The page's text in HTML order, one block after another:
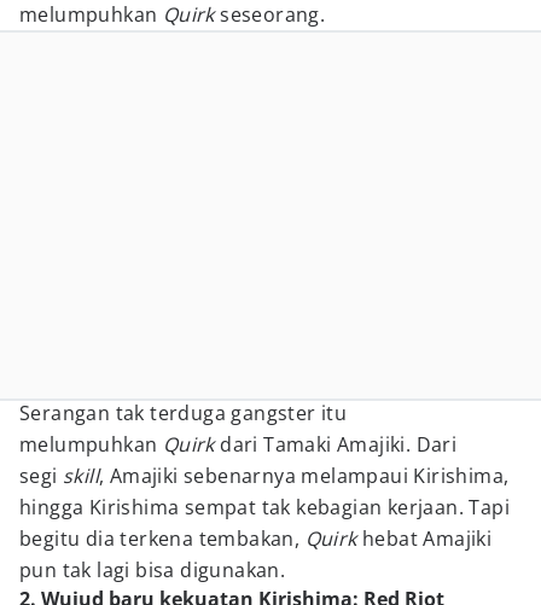
melumpuhkan Quirkseseorang.
Serangan tak terduga gangster itu
melumpuhkan Quirkdari Tamaki Amajiki. Dari
segi skill, Amajiki sebenarnya melampaui Kirishima,
hingga Kirishima sempat tak kebagian kerjaan. Tapi
begitu dia terkena tembakan, Quirkhebat Amajiki
pun tak lagi bisa digunakan.
2. Wujud baru kekuatan Kirishima: Red Riot